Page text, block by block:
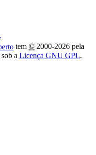
tem © 2000-2026 pela
a Licença GNU GPL.